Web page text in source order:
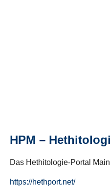
HPM –
Das Hethitologie-Portal
https://hethport.net/